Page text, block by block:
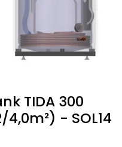
TIDA 300
- SOL14